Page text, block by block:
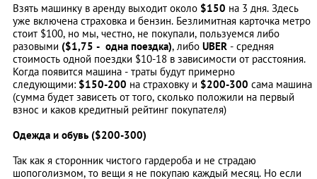
Взять машинку в аренду выходит около $150 на 3 дня. Здесь
уже включена страховка и бензин. Безлимитная карточка метро
стоит $100, но мы, честно, не покупали, пользуемся либо
разовыми ($1,75 - одна поездка), либо UBER - средняя
стоимость одной поездки $10-18 в зависимости от расстояния.
Когда появится машина - траты будут примерно
следующими: $150-200 на страховку и $200-300 сама машина
(сумма будет зависeть от того, сколько положили на первый
взнос и каков кредитный рейтинг покупателя)
Одежда и обувь ($200-300)
Так как я сторонник чистого гардероба и не страдаю
шопоголизмом, то вещи я не покупаю каждый месяц. Но если